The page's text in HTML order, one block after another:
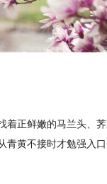
着正鲜嫩的马兰头、
黄不接时才勉强入